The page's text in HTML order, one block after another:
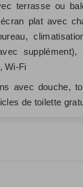
terrasse ou
plat avec
supplément),
Wi-Fi
avec douche,
de toilette